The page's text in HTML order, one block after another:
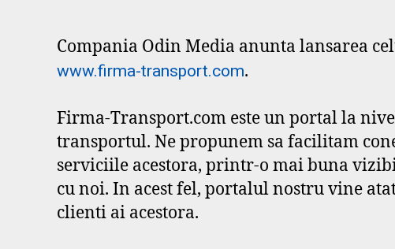
Compania Odin Media anunta lansarea
www.firma-transport.com.
Firma-Transport.com este un portal la
transportul. Ne propunem sa facilitam
serviciile acestora, printr-o mai buna
cu noi. In acest fel, portalul nostru vine
clienti ai acestora.